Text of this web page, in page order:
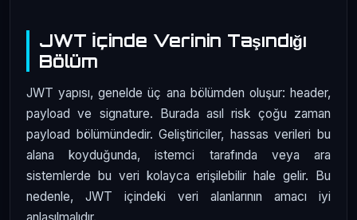
JWT İçinde Verinin Taşındığı
Bölüm
JWT yapısı, genelde üç ana bölümden oluşur: header,
payload ve signature. Burada asıl risk çoğu zaman
payload bölümündedir. Geliştiriciler, hassas verileri bu
alana koyduğunda, istemci tarafında veya ara
sistemlerde bu veri kolayca erişilebilir hale gelir. Bu
nedenle, JWT içindeki veri alanlarının amacı iyi